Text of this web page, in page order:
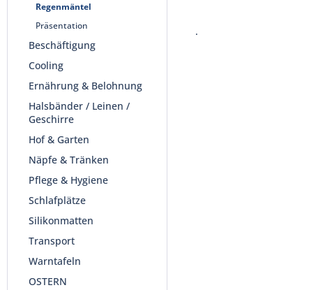
Regenmäntel
Präsentation
Beschäftigung
Cooling
Ernährung & Belohnung
Halsbänder / Leinen /
Geschirre
Hof & Garten
Näpfe & Tränken
Pflege & Hygiene
Schlafplätze
Silikonmatten
Transport
Warntafeln
OSTERN
.